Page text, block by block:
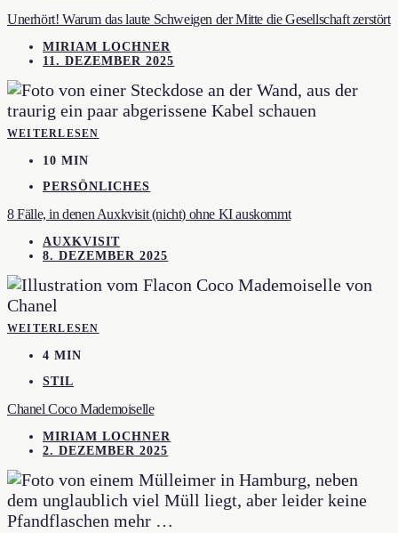
Unerhört! Warum das laute Schweigen der Mitte die Gesellschaft zerstört
MIRIAM LOCHNER
11. DEZEMBER 2025
WEITERLESEN
10 MIN
PERSÖNLICHES
8 Fälle, in denen Auxkvisit (nicht) ohne KI auskommt
AUXKVISIT
8. DEZEMBER 2025
WEITERLESEN
4 MIN
STIL
Chanel Coco Mademoiselle
MIRIAM LOCHNER
2. DEZEMBER 2025